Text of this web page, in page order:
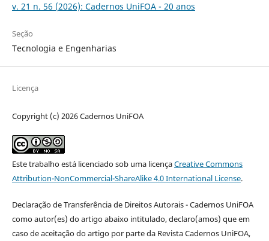
v. 21 n. 56 (2026): Cadernos UniFOA - 20 anos
Seção
Tecnologia e Engenharias
Licença
Copyright (c) 2026 Cadernos UniFOA
Este trabalho está licenciado sob uma licençaCreative Commons
Attribution-NonCommercial-ShareAlike 4.0 International License.
Declaração de Transferência de Direitos Autorais - Cadernos UniFOA
como autor(es) do artigo abaixo intitulado, declaro(amos) que em
caso de aceitação do artigo por parte da Revista Cadernos UniFOA,